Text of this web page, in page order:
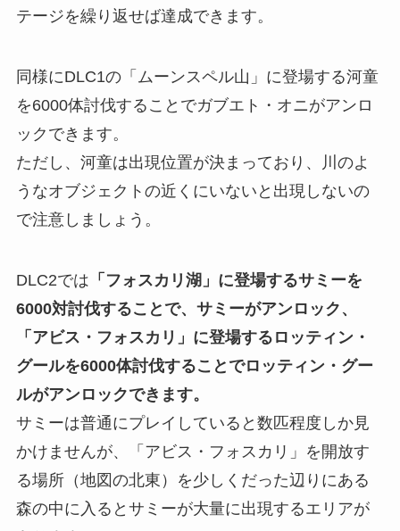
テージを繰り返せば達成できます。
同様にDLC1の「ムーンスペル山」に登場する河童
を6000体討伐することでガブエト・オニがアンロ
ックできます。
ただし、河童は出現位置が決まっており、川のよ
うなオブジェクトの近くにいないと出現しないの
で注意しましょう。
DLC2では 「フォスカリ湖」に登場するサミーを
6000対討伐することで、サミーがアンロック、
「アビス・フォスカリ」に登場するロッティン・
グールを6000体討伐することでロッティン・グー
ルがアンロックできます。
サミーは普通にプレイしていると数匹程度しか見
かけませんが、「アビス・フォスカリ」を開放す
る場所（地図の北東）を少しくだった辺りにある
森の中に入るとサミーが大量に出現するエリアが